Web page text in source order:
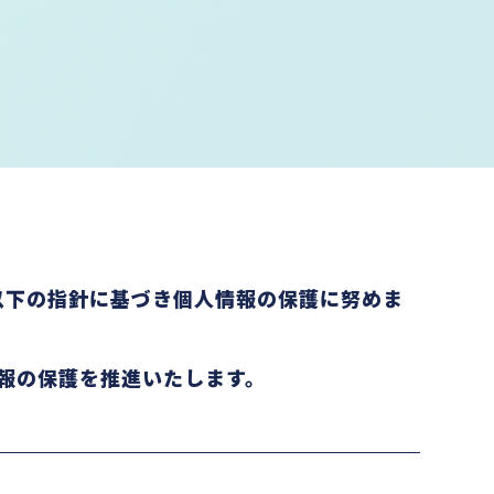
の指針に基づき個人情報の保護に努めま
保護を推進いたします。